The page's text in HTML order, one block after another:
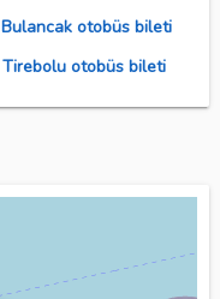
Bulancak otobüs bileti
Tirebolu otobüs bileti